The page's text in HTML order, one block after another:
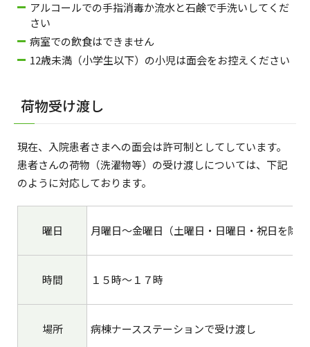
アルコールでの手指消毒か流水と石鹸で手洗いしてくだ
さい
病室での飲食はできません
12歳未満（小学生以下）の小児は面会をお控えください
荷物受け渡し
現在、入院患者さまへの面会は許可制としてしています。
患者さんの荷物（洗濯物等）の受け渡しについては、下記
のように対応しております。
曜日 月曜日～金曜日（土曜日・日曜日・祝日を除
時間 １５時～１７時
場所 病棟ナースステーションで受け渡し